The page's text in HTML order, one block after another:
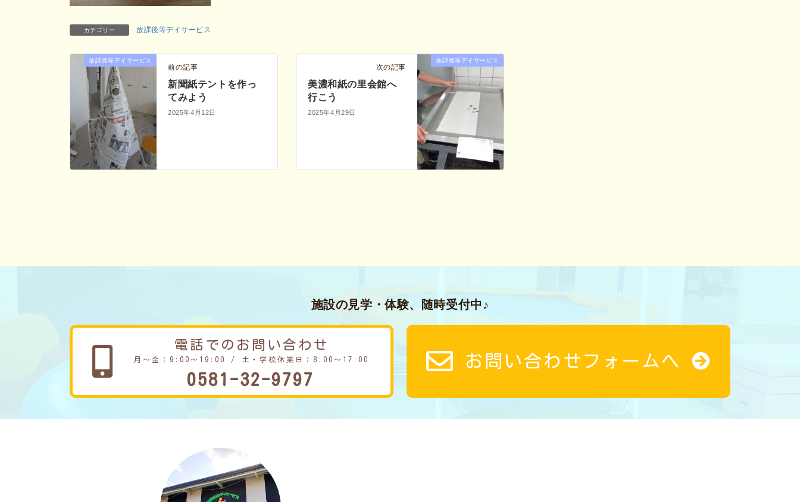
カテゴリー 放課後等デイサービス
放課後等デイサービス
前の記事
新聞紙テントを作っ
てみよう
2025年4月12日
放課後等デイサービス
次の記事
美濃和紙の里会館へ
行こう
2025年4月29日
施設の見学・体験、随時受付中♪
お問い合わせフォームへ
電話でのお問い合わせ
月～金：9:00～19:00 / 土・学校休業日：8:00～17:00
0581-32-9797